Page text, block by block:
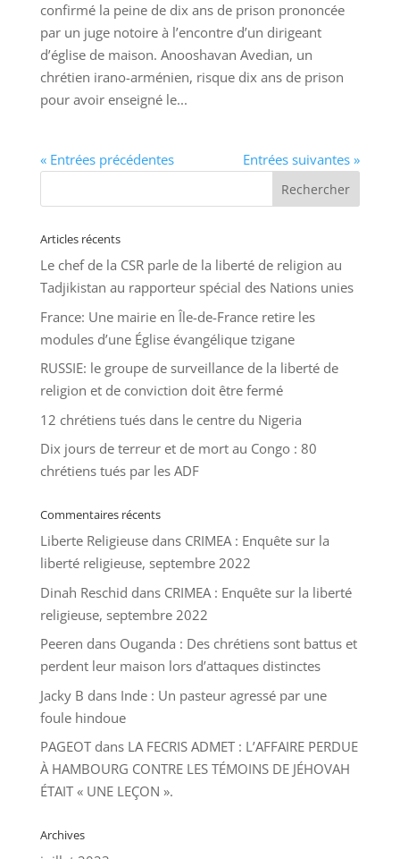
confirmé la peine de dix ans de prison prononcée
par un juge notoire à l’encontre d’un dirigeant
d’église de maison. Anooshavan Avedian, un
chrétien irano-arménien, risque dix ans de prison
pour avoir enseigné le...
« Entrées précédentes Entrées suivantes »
Articles récents
Le chef de la CSR parle de la liberté de religion au
Tadjikistan au rapporteur spécial des Nations unies
France: Une mairie en Île-de-France retire les
modules d’une Église évangélique tzigane
RUSSIE: le groupe de surveillance de la liberté de
religion et de conviction doit être fermé
12 chrétiens tués dans le centre du Nigeria
Dix jours de terreur et de mort au Congo : 80
chrétiens tués par les ADF
Commentaires récents
Liberte Religieusedans CRIMEA : Enquête sur la
liberté religieuse, septembre 2022
Dinah Reschid dans CRIMEA : Enquête sur la liberté
religieuse, septembre 2022
Peeren dans Ouganda : Des chrétiens sont battus et
perdent leur maison lors d’attaques distinctes
Jacky B dans Inde : Un pasteur agressé par une
foule hindoue
PAGEOTdans LA FECRIS ADMET : L’AFFAIRE PERDUE
À HAMBOURG CONTRE LES TÉMOINS DE JÉHOVAH
ÉTAIT « UNE LEÇON ».
Archives